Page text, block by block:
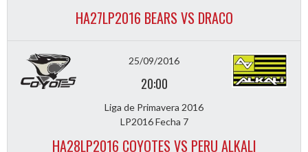
HA27LP2016 BEARS VS DRACO
25/09/2016
20:00
Liga de Primavera 2016
LP2016 Fecha 7
HA28LP2016 COYOTES VS PERU ALKALI